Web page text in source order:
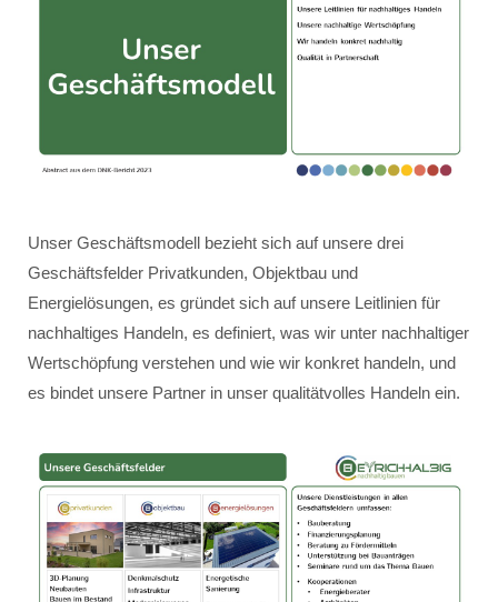
Unser Geschäftsmodell bezieht sich auf unsere drei
Geschäftsfelder Privatkunden, Objektbau und
Energielösungen, es gründet sich auf unsere Leitlinien für
nachhaltiges Handeln, es definiert, was wir unter nachhaltiger
Wertschöpfung verstehen und wie wir konkret handeln, und
es bindet unsere Partner in unser qualitätvolles Handeln ein.